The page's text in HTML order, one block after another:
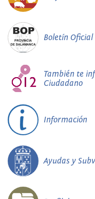
Boletín
También te
Ciudadano
Información
Ayudas y